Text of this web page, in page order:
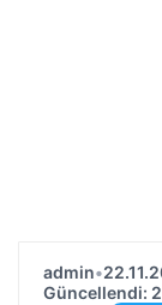
admin•
Güncellendi: